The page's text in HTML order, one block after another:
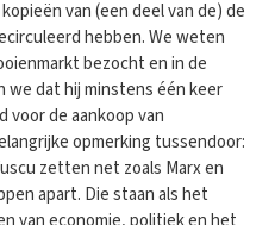
van (een deel van de) de
hebben. We weten
bezocht en in de
we dat hij minstens één keer
voor de aankoop van
opmerking tussendoor:
zetten net zoals Marx en
apart. Die staan als het